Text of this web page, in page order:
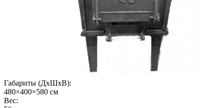
Габариты (ДхШхВ):
480×400×580 см
Вес: